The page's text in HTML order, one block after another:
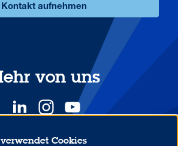
Kontakt aufnehmen
von uns
Cookies